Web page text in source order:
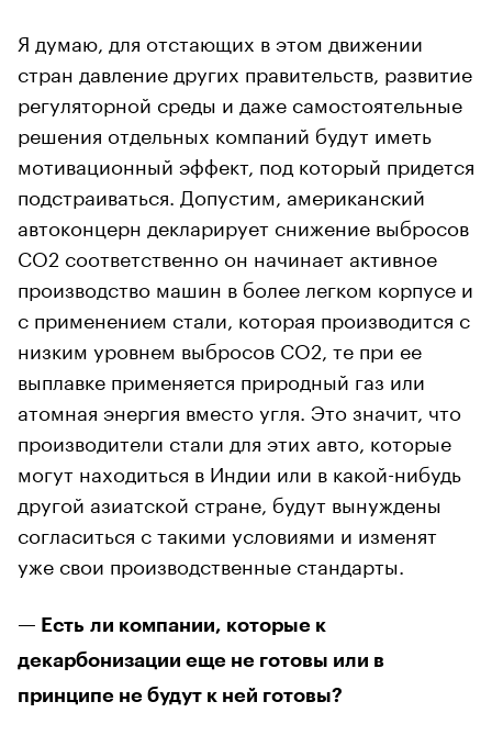
Я думаю, для отстающих в этом движении
стран давление других правительств, развитие
регуляторной среды и даже самостоятельные
решения отдельных компаний будут иметь
мотивационный эффект, под который придется
подстраиваться. Допустим, американский
автоконцерн декларирует снижение выбросов
CO2 соответственно он начинает активное
производство машин в более легком корпусе и
с применением стали, которая производится с
низким уровнем выбросов CO2, те при ее
выплавке применяется природный газ или
атомная энергия вместо угля. Это значит, что
производители стали для этих авто, которые
могут находиться в Индии или в какой-нибудь
другой азиатской стране, будут вынуждены
согласиться с такими условиями и изменят
уже свои производственные стандарты.
— Есть ли компании, которые к
декарбонизации еще не готовы или в
принципе не будут к ней готовы?